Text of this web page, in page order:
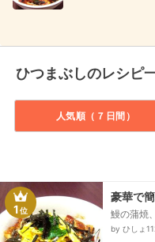
ひつまぶしのレシピ
人気順（７日間）
1位
豪華で
鰻の蒲焼
by ひしょ